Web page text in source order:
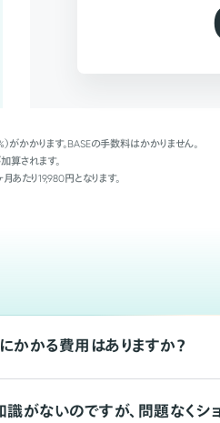
かかります。BASEの手数料はかかりません。
算されます。
あたり19,980円となります。
かかる費用はありますか？
識がないのですが、問題なくシ